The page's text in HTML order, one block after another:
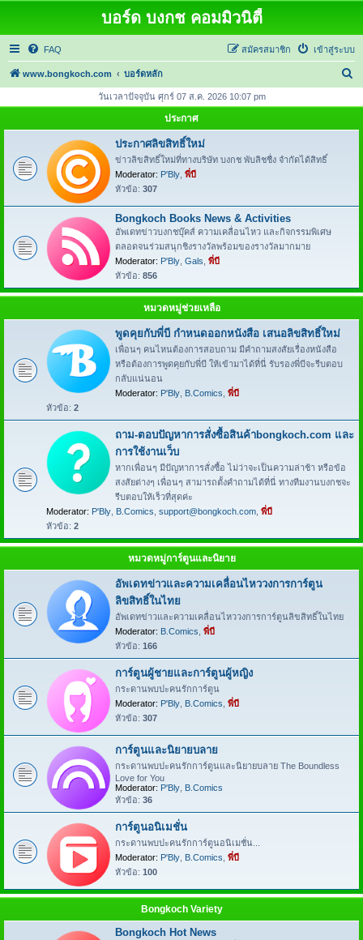
บอร์ด บงกช คอมมิวนิตี้
FAQ เข้าสู่ระบบ
สมัครสมาชิก
www.bongkoch.com บอร์ดหลัก
า
วันเวลาปัจจุบัน ศุกร์ 07 ส.ค. 2026 10:07 pm
ประกาศ
ประกาศลิขสิทธิ์ใหม่
ข่าวลิขสิทธิ์ใหม่ที่ทางบริษัท บงกช พับลิชชื่ง จำกัดได้สิทธิ์
Moderator: P'Bly พี่บี
หัวข้อ: 307
Bongkoch Books News & Activities
อัพเดทข่าวบงกชบุ๊คส์ ความเคลื่อนไหว และกิจกรรมพิเศษ
ตลอดจนร่วมสนุกชิงรางวัลพร้อมของรางวัลมากมาย
Moderator: P'Bly Gals พี่บี
หัวข้อ: 856
หมวดหมู่ช่วยเหลือ
พูดคุยกับพี่บี กำหนดออกหนังสือ เสนอลิขสิทธิ์ใหม่
เพื่อนๆ คนไหนต้องการสอบถาม มีคำถามสงสัยเรื่องหนังสือ
หรือต้องการพูดคุยกับพี่บี ให้เข้ามาได้ที่นี่ รับรองพี่บีจะรีบตอบ
กลับแน่นอน
Moderator: P'Bly B.Comics พี่บี
หัวข้อ: 2
ถาม-ตอบปัญหาการสั่งซื้อสินค้าbongkoch.com และ
การใช้งานเว็บ
หากเพื่อนๆ มีปัญหาการสั่งซื้อ ไม่ว่าจะเป็นความล่าช้า หรือข้อ
สงสัยต่างๆ เพื่อนๆ สามารถตั้งคำถามได้ที่นี่ ทางทีมงานบงกชจะ
รีบตอบให้เร็วที่สุดค่ะ
Moderator: P'Bly B.Comics support@bongkoch.com พี่บี
หัวข้อ: 2
หมวดหมู่การ์ตูนและนิยาย
อัพเดทข่าวและความเคลื่อนไหววงการการ์ตูน
ลิขสิทธิ์ในไทย
อัพเดทข่าวและความเคลื่อนไหววงการการ์ตูนลิขสิทธิ์ในไทย
Moderator: B.Comics พี่บี
หัวข้อ: 166
การ์ตูนผู้ชายและการ์ตูนผู้หญิง
กระดานพบปะคนรักการ์ตูน
Moderator: P'Bly B.Comics พี่บี
หัวข้อ: 307
การ์ตูนและนิยายบลาย
กระดานพบปะคนรักการ์ตูนและนิยายบลาย The Boundless
Love for You
Moderator: P'Bly B.Comics
หัวข้อ: 36
การ์ตูนอนิเมชั่น
กระดานพบปะคนรักการ์ตูนอนิเมชั่น...
Moderator: P'Bly B.Comics พี่บี
หัวข้อ: 100
Bongkoch Variety
Bongkoch Hot News